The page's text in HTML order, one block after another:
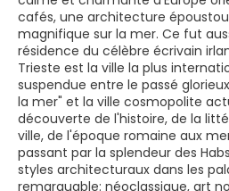
cafés, une architecture
magnifique sur la mer. Ce fut
résidence du célèbre écrivain
Trieste est la ville la plus
suspendue entre le passé
la mer" et la ville cosmopolite
découverte de l'histoire, de la
ville, de l'époque romaine aux
passant par la splendeur des
styles architecturaux dans les
remarquable: néoclassique, art